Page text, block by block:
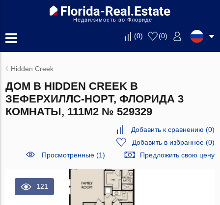
Недвижимость во Флориде
(0) (0)
Hidden Creek
ДОМ В HIDDEN CREEK В
ЗЕФЕРХИЛЛС-НОРТ, ФЛОРИДА 3
КОМНАТЫ, 111М2 № 529329
Добавить к сравнению (0)
Добавить в избранное(0)
Просмотренные (1)
Предложить свою цену
121